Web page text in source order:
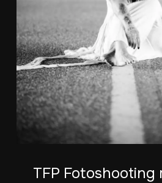
TFP Fotoshooting